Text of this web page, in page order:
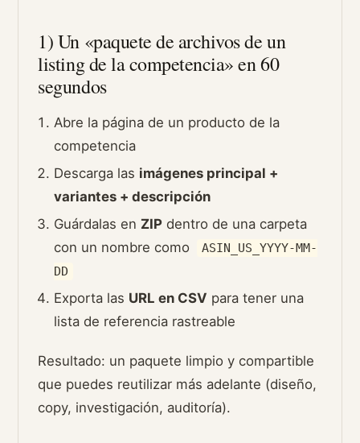
1) Un «paquete de archivos de un
listing de la competencia» en 60
segundos
Abre la página de un producto de la
competencia
Descarga las imágenes principal +
variantes + descripción
Guárdalas en ZIP dentro de una carpeta
con un nombre como
ASIN_US_YYYY-MM-
DD
Exporta las URL en CSV para tener una
lista de referencia rastreable
Resultado: un paquete limpio y compartible
que puedes reutilizar más adelante (diseño,
copy, investigación, auditoría).